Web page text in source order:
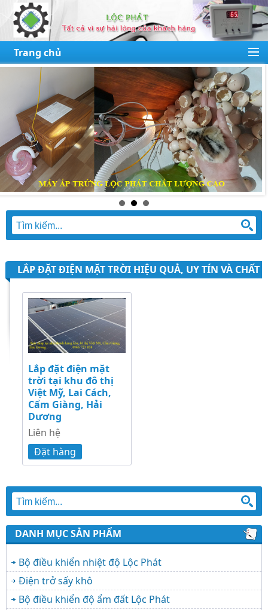
Trang chủ
LẮP ĐẶT ĐIỆN MẶT TRỜI HIỆU QUẢ, UY TÍN VÀ CHẤT
Lắp đặt điện mặt
trời tại khu đô thị
Việt Mỹ, Lai Cách,
Cẩm Giàng, Hải
Dương
Liên hệ
Đặt hàng
DANH MỤC SẢN PHẨM
Bộ điều khiển nhiệt độ Lộc Phát
Điện trở sấy khô
Bộ điều khiển độ ẩm đất Lộc Phát